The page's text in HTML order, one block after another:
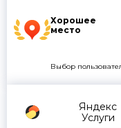
Хорошее
место
Выбор
Яндекс
Услуги